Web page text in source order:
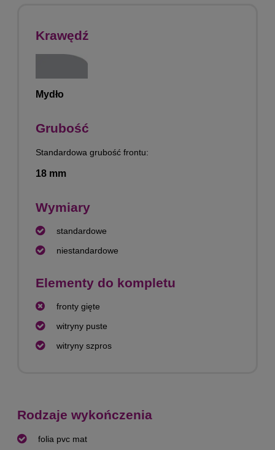
Krawędź
Mydło
Grubość
Standardowa grubość frontu:
18 mm
Wymiary
standardowe
niestandardowe
Elementy do kompletu
fronty gięte
witryny puste
witryny szpros
Rodzaje wykończenia
folia pvc mat